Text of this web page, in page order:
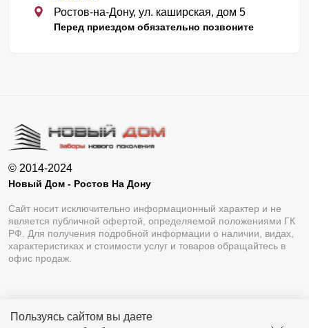
Пользуясь сайтом вы даете
Ростов-на-Дону, ул. каширская, дом 5
Перед приездом обязательно позвоните
© 2014-2024
Новый Дом - Ростов На Дону
Сайт носит исключительно информационный характер и не
является публичной офертой, определяемой положениями ГК
РФ. Для получения подробной информации о наличии, видах,
характеристиках и стоимости услуг и товаров обращайтесь в
офис продаж.
Разработка сайтаLukevium